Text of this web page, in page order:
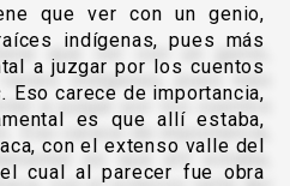
que ver con un genio,
indígenas, pues más
a juzgar por los cuentos
Eso carece de importancia,
es que allí estaba,
con el extenso valle del
cual al parecer fue obra